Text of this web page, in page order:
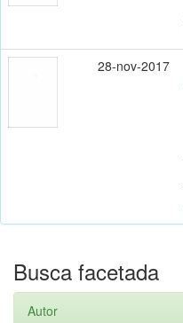
28-nov-2017
Busca facetada
Autor